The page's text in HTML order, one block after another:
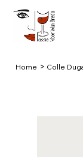
Home > Colle